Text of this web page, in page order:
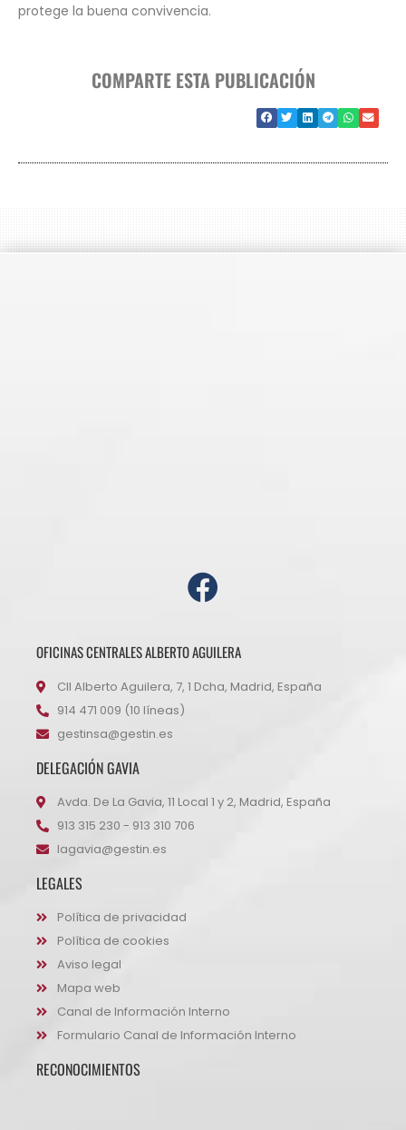
protege la buena convivencia.
COMPARTE ESTA PUBLICACIÓN
OFICINAS CENTRALES ALBERTO AGUILERA
Cll Alberto Aguilera, 7, 1 Dcha, Madrid, España
914 471 009 (10 líneas)
gestinsa@gestin.es
DELEGACIÓN GAVIA
Avda. De La Gavia, 11 Local 1 y 2, Madrid, España
913 315 230 - 913 310 706
lagavia@gestin.es
LEGALES
Política de privacidad
Política de cookies
Aviso legal
Mapa web
Canal de Información Interno
Formulario Canal de Información Interno
RECONOCIMIENTOS